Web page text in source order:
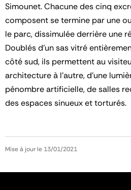
Simounet. Chacune des cinq
composent se termine par une
le parc, dissimulée derrière une
Doublés d’un sas vitré
côté sud, ils permettent au
architecture à l’autre, d’une
pénombre artificielle, de salles
des espaces sinueux et torturés.
Mise à jour le 13/01/2021